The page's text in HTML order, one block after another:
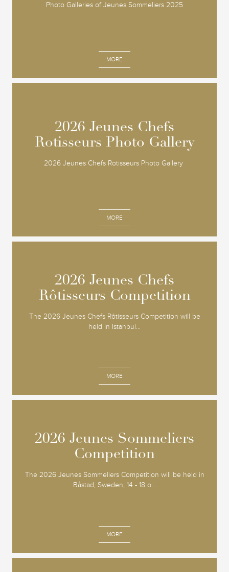
Photo Galleries of Jeunes Sommeliers 2025
MORE
2026 Jeunes Chefs
Rotisseurs Photo Gallery
2026 Jeunes Chefs Rotisseurs Photo Gallery
MORE
2026 Jeunes Chefs
Rotisseurs Photo Gallery
2026 Jeunes Chefs
Rôtisseurs Competition
The 2026 Jeunes Chefs Rôtisseurs Competition will be
held in Istanbul...
MORE
2026 Jeunes Chefs
Rôtisseurs Competition
2026 Jeunes Sommeliers
Competition
The 2026 Jeunes Sommeliers Competition will be held in
Båstad, Sweden, 14 - 18 o...
MORE
2026 Jeunes Sommeliers
Competition